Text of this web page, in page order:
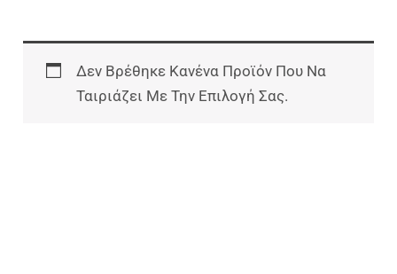
Δεν Βρέθηκε Κανένα Προϊόν Που Να
Ταιριάζει Με Την Επιλογή Σας.